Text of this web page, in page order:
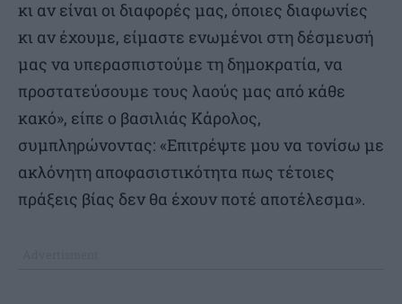
κι αν είναι οι διαφορές μας, όποιες διαφωνίες
κι αν έχουμε, είμαστε ενωμένοι στη δέσμευσή
μας να υπερασπιστούμε τη δημοκρατία, να
προστατεύσουμε τους λαούς μας από κάθε
κακό», είπε ο βασιλιάς Κάρολος,
συμπληρώνοντας: «Επιτρέψτε μου να τονίσω με
ακλόνητη αποφασιστικότητα πως τέτοιες
πράξεις βίας δεν θα έχουν ποτέ αποτέλεσμα».